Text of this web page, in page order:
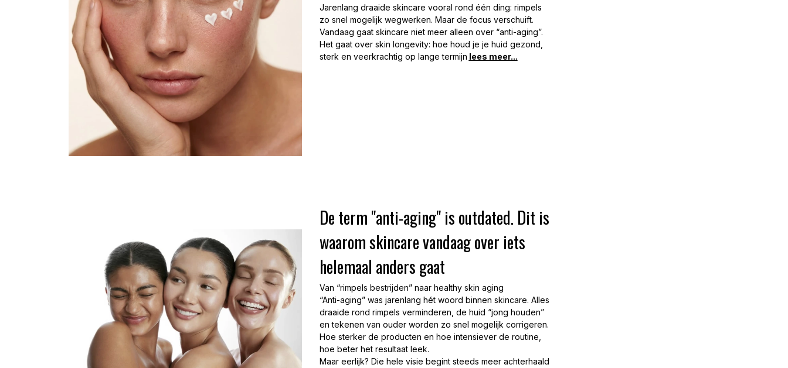
Jarenlang draaide skincare vooral rond één ding: rimpels
zo snel mogelijk wegwerken. Maar de focus verschuift.
Vandaag gaat skincare niet meer alleen over “anti-aging”.
Het gaat over skin longevity: hoe houd je je huid gezond,
sterk en veerkrachtig op lange termijn lees meer...
De term "anti-aging" is outdated. Dit is
waarom skincare vandaag over iets
helemaal anders gaat
Van “rimpels bestrijden” naar healthy skin aging
“Anti-aging” was jarenlang hét woord binnen skincare. Alles
draaide rond rimpels verminderen, de huid “jong houden”
en tekenen van ouder worden zo snel mogelijk corrigeren.
Hoe sterker de producten en hoe intensiever de routine,
hoe beter het resultaat leek.
Maar eerlijk? Die hele visie begint steeds meer achterhaald